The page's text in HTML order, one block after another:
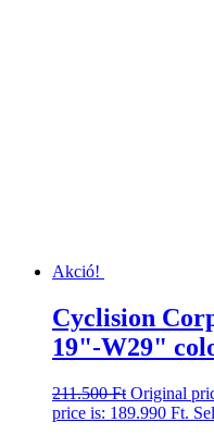
Akció!
Cyclision
19"-W29"
211.500Ft Original
price is: 189.990 Ft.